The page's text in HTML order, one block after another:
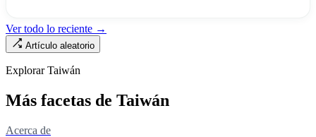
Ley de Médicos, es la ley raíz sobre cómo existe la institución del
«hospital» en Taiwán, y la tensión sin resolver durante cuarenta años
mercado.
Ver todo lo reciente →
Artículo aleatorio
Explorar Taiwán
Más facetas de Taiwán
Acerca de